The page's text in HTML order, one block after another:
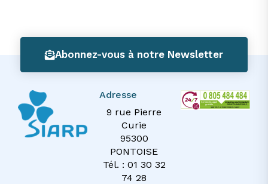
Abonnez-vous à notre Newsletter
Adresse
9 rue Pierre
Curie
95300
PONTOISE
Tél. : 01 30 32
74 28